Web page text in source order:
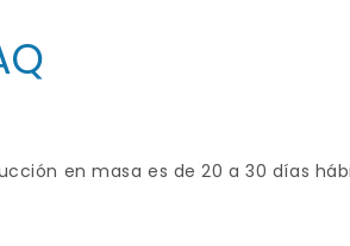
en masa es de 20 a 30 días